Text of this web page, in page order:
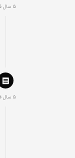
5 سال قبل
5 سال قبل